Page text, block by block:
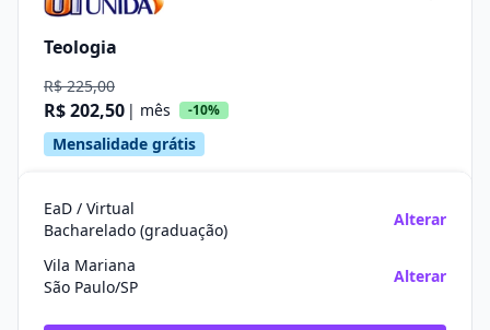
Teologia
R$ 225,00
R$ 202,50 | mês -10%
Mensalidade grátis
EaD / Virtual
Bacharelado (graduação)
Alterar
Vila Mariana
São Paulo/SP
Alterar